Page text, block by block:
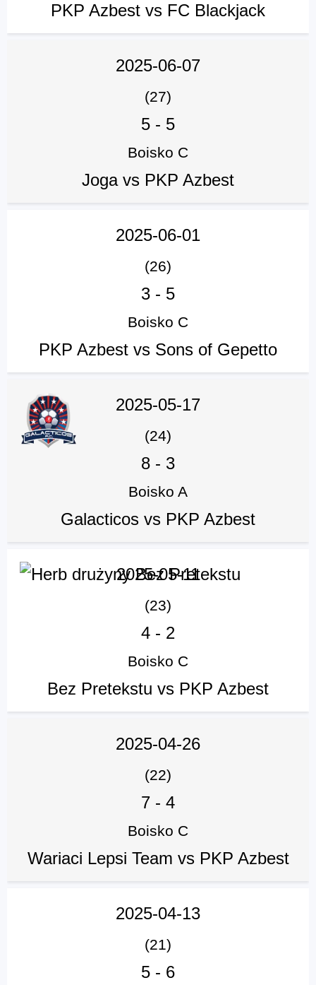
PKP Azbest vs FC Blackjack
2025-06-07
(27)
5 - 5
Boisko C
Joga vs PKP Azbest
2025-06-01
(26)
3 - 5
Boisko C
PKP Azbest vs Sons of Gepetto
2025-05-17
(24)
8 - 3
Boisko A
Galacticos vs PKP Azbest
2025-05-11
(23)
4 - 2
Boisko C
Bez Pretekstu vs PKP Azbest
2025-04-26
(22)
7 - 4
Boisko C
Wariaci Lepsi Team vs PKP Azbest
2025-04-13
(21)
5 - 6